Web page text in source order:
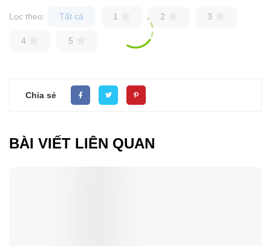
Lọc theo: Tất cả 1 2 3
4 5
Chia sẻ
BÀI VIẾT LIÊN QUAN